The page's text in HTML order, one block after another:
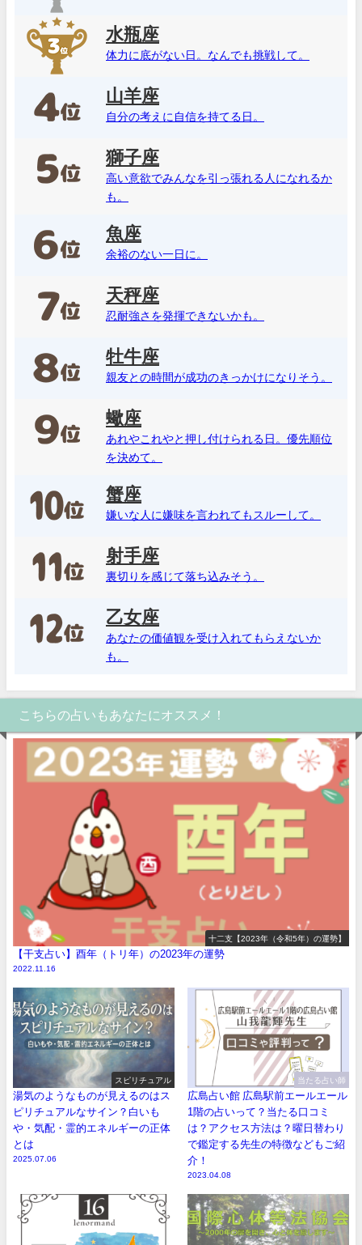
水瓶座
体力に底がない日。なんでも挑戦して。
山羊座
自分の考えに自信を持てる日。
獅子座
高い意欲でみんなを引っ張れる人になれるか
も。
魚座
余裕のない一日に。
天秤座
忍耐強さを発揮できないかも。
牡牛座
親友との時間が成功のきっかけになりそう。
蠍座
あれやこれやと押し付けられる日。優先順位
を決めて。
蟹座
嫌いな人に嫌味を言われてもスルーして。
射手座
裏切りを感じて落ち込みそう。
乙女座
あなたの価値観を受け入れてもらえないか
も。
こちらの占いもあなたにオススメ！
十二支【2023年（令和5年）の運勢】
【干支占い】酉年（トリ年）の2023年の運勢
2022.11.16
スピリチュアル
湯気のようなものが見えるのはス
ピリチュアルなサイン？白いも
や・気配・霊的エネルギーの正体
とは
2025.07.06
当たる占い師
広島占い館 広島駅前エールエール
1階の占いって？当たる口コミ
は？アクセス方法は？曜日替わり
で鑑定する先生の特徴などもご紹
介！
2023.04.08